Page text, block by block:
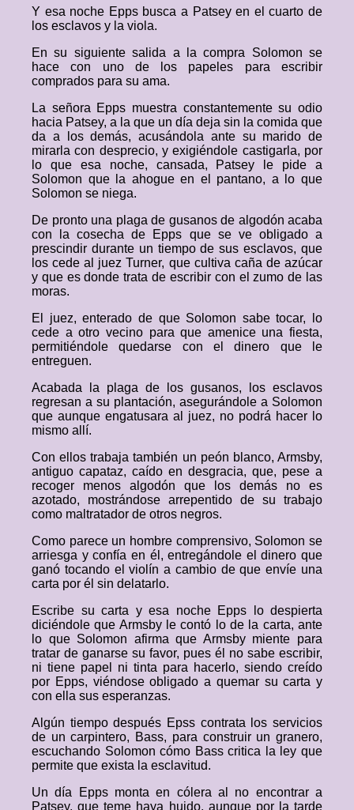
Y esa noche Epps busca a Patsey en el cuarto de
los esclavos y la viola.
En su siguiente salida a la compra Solomon se
hace con uno de los papeles para escribir
comprados para su ama.
La señora Epps muestra constantemente su odio
hacia Patsey, a la que un día deja sin la comida que
da a los demás, acusándola ante su marido de
mirarla con desprecio, y exigiéndole castigarla, por
lo que esa noche, cansada, Patsey le pide a
Solomon que la ahogue en el pantano, a lo que
Solomon se niega.
De pronto una plaga de gusanos de algodón acaba
con la cosecha de Epps que se ve obligado a
prescindir durante un tiempo de sus esclavos, que
los cede al juez Turner, que cultiva caña de azúcar
y que es donde trata de escribir con el zumo de las
moras.
El juez, enterado de que Solomon sabe tocar, lo
cede a otro vecino para que amenice una fiesta,
permitiéndole quedarse con el dinero que le
entreguen.
Acabada la plaga de los gusanos, los esclavos
regresan a su plantación, asegurándole a Solomon
que aunque engatusara al juez, no podrá hacer lo
mismo allí.
Con ellos trabaja también un peón blanco, Armsby,
antiguo capataz, caído en desgracia, que, pese a
recoger menos algodón que los demás no es
azotado, mostrándose arrepentido de su trabajo
como maltratador de otros negros.
Como parece un hombre comprensivo, Solomon se
arriesga y confía en él, entregándole el dinero que
ganó tocando el violín a cambio de que envíe una
carta por él sin delatarlo.
Escribe su carta y esa noche Epps lo despierta
diciéndole que Armsby le contó lo de la carta, ante
lo que Solomon afirma que Armsby miente para
tratar de ganarse su favor, pues él no sabe escribir,
ni tiene papel ni tinta para hacerlo, siendo creído
por Epps, viéndose obligado a quemar su carta y
con ella sus esperanzas.
Algún tiempo después Epss contrata los servicios
de un carpintero, Bass, para construir un granero,
escuchando Solomon cómo Bass critica la ley que
permite que exista la esclavitud.
Un día Epps monta en cólera al no encontrar a
Patsey, que teme haya huido, aunque por la tarde